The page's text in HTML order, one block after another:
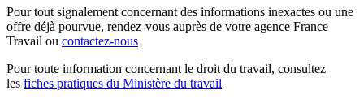
Pour tout signalement concernant des informations inexactes ou une
offre déjà pourvue, rendez-vous auprès de votre agence France
Travail ou contactez-nous
Pour toute information concernant le droit du travail, consultez
les fiches pratiques du Ministère du travail